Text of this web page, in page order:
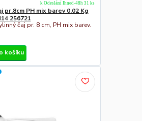
pr.8cm PH mix barev 0.02 Kg
256721
čaj pr. 8 cm, PH mix barev.
k Odeslání Ihned-48h 31 ks
košíku